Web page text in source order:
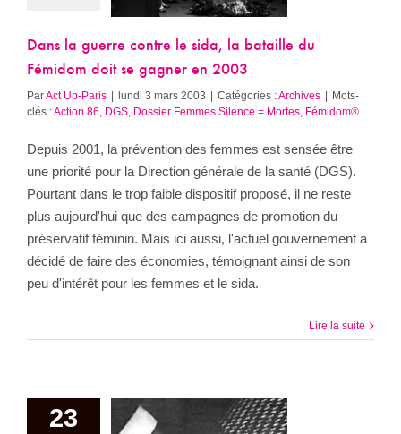
Dans la guerre contre le sida, la bataille du
Fémidom doit se gagner en 2003
ParAct Up-Paris lundi 3 mars 2003 Catégories :Archives
Mots-
clés :Action 86, DGS, Dossier Femmes Silence = Mortes, Fémidom®
Depuis 2001, la prévention des femmes est sensée être
une priorité pour la Direction générale de la santé (DGS).
Pourtant dans le trop faible dispositif proposé, il ne reste
plus aujourd'hui que des campagnes de promotion du
préservatif féminin. Mais ici aussi, l'actuel gouvernement a
décidé de faire des économies, témoignant ainsi de son
peu d'intérêt pour les femmes et le sida.
Lire la suite
23